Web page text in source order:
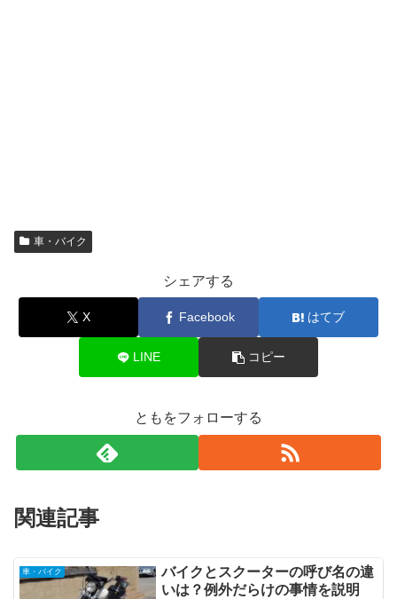
車・バイク
シェアする
X Facebook はてブ
LINE コピー
ともをフォローする
関連記事
車・バイク
バイクとスクーターの呼び名の違
いは？例外だらけの事情を説明